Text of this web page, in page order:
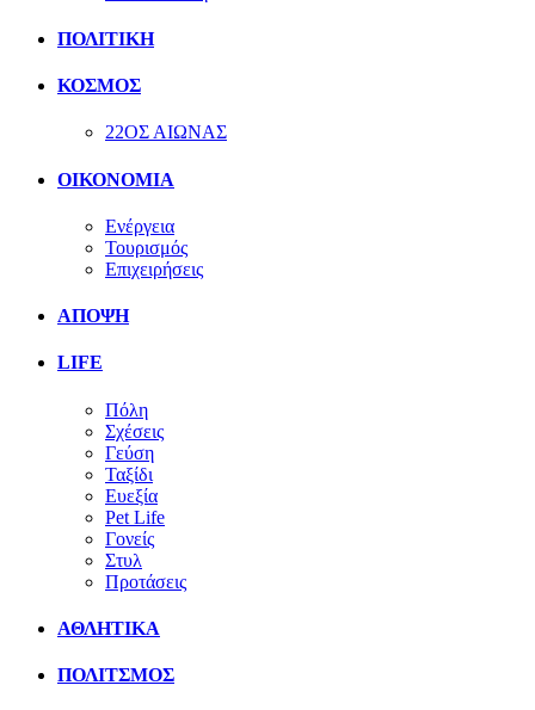
ΠΟΛΙΤΙΚΗ
ΚΟΣΜΟΣ
22ΟΣ ΑΙΩΝΑΣ
ΟΙΚΟΝΟΜΙΑ
Ενέργεια
Τουρισμός
Επιχειρήσεις
ΑΠΟΨΗ
LIFE
Πόλη
Σχέσεις
Γεύση
Ταξίδι
Ευεξία
Pet Life
Γονείς
Στυλ
Προτάσεις
ΑΘΛΗΤΙΚΑ
ΠΟΛΙΤΣΜΟΣ